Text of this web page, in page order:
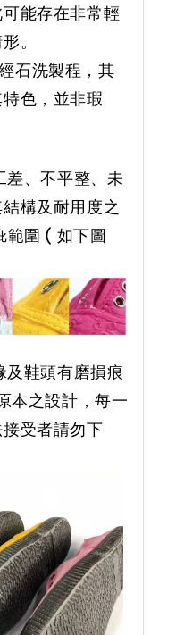
能存在非常輕
。
石洗製程，其
色，並非瑕
、不平整、未
構及耐用度之
範圍 ( 如下圖
鞋頭有磨損痕
本之設計，每一
受者請勿下